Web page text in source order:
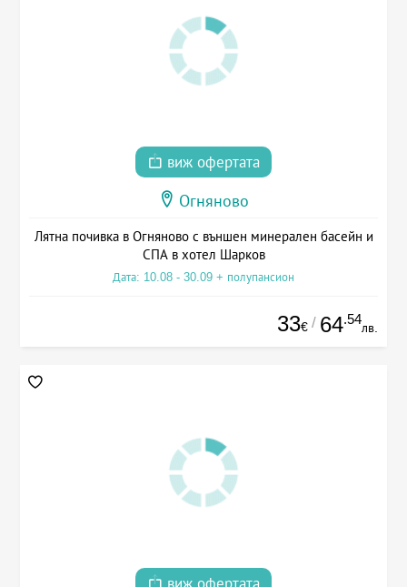
виж офертата
Огняново
Лятна почивка в Огняново с външен минерален басейн и
СПА в хотел Шарков
Дата: 10.08 - 30.09 + полупансион
33€ / 64.54
лв.
виж офертата